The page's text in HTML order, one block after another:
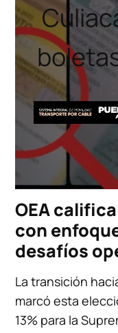
OEA
con
desafíos
La transición
marcó esta
13% para la